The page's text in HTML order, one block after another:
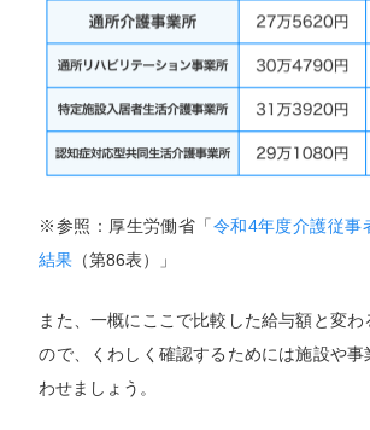
※参照：厚生労働省「令和4年度介護従事
結果 （第86表）」
また、一概にここで比較した給与額と変わ
ので、くわしく確認するためには施設や事
わせましょう。